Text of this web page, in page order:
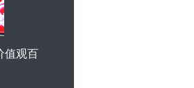
值观百